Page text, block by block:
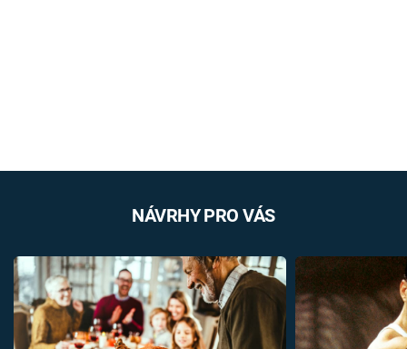
NÁVRHY PRO VÁS